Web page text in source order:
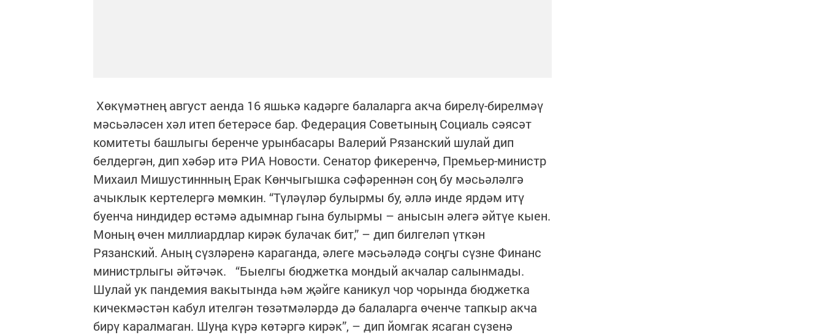
Хөкүмәтнең август аенда 16 яшькә кадәрге балаларга акча бирелү-бирелмәү
мәсьәләсен хәл итеп бетерәсе бар. Федерация Советының Социаль сәясәт
комитеты башлыгы беренче урынбасары Валерий Рязанский шулай дип
белдергән, дип хәбәр итә РИА Новости. Сенатор фикеренчә, Премьер-министр
Михаил Мишустиннның Ерак Көнчыгышка сәфәреннән соң бу мәсьәләлгә
ачыклык кертелергә мөмкин. “Түләүләр булырмы бу, әллә инде ярдәм итү
буенча ниндидер өстәмә адымнар гына булырмы – анысын әлегә әйтүе кыен.
Моның өчен миллиардлар кирәк булачак бит,” – дип билгеләп үткән
Рязанский. Аның сүзләренә караганда, әлеге мәсьәләдә соңгы сүзне Финанс
министрлыгы әйтәчәк. “Быелгы бюджетка мондый акчалар салынмады.
Шулай ук пандемия вакытында һәм җәйге каникул чор чорында бюджетка
кичекмәстән кабул ителгән төзәтмәләрдә дә балаларга өченче тапкыр акча
бирү каралмаган. Шуңа күрә көтәргә кирәк”, – дип йомгак ясаган сүзенә